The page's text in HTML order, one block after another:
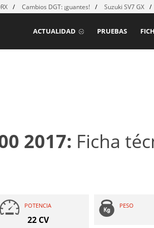
Cambios DGT: ¡guantes! Suzuki SV7 GX
PRUEBAS
ACTUALIDAD
2017: Ficha
POTENCIA
22 CV
PESO